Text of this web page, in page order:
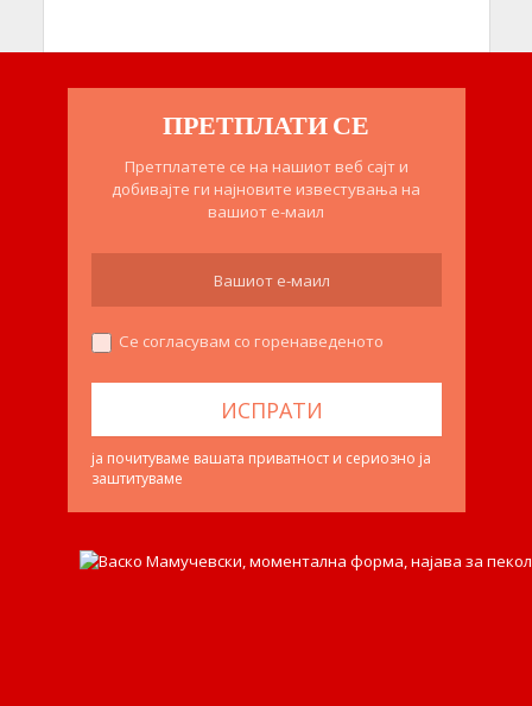
ПРЕТПЛАТИ СЕ
Претплатете се на нашиот веб сајт и
добивајте ги најновите известувања на
вашиот е-маил
Се согласувам со горенаведеното
ја почитуваме вашата приватност и сериозно ја
заштитуваме